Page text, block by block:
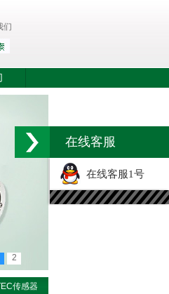
们
2
传感器
在线客服
在线客服1号